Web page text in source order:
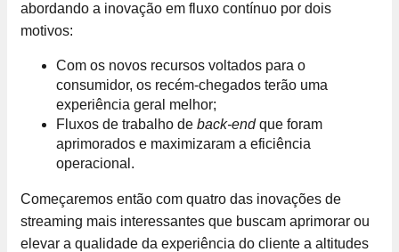
abordando a inovação em fluxo contínuo por dois
motivos:
Com os novos recursos voltados para o
consumidor, os recém-chegados terão uma
experiência geral melhor;
Fluxos de trabalho de back-endque foram
aprimorados e maximizaram a eficiência
operacional.
Começaremos então com quatro das inovações de
streaming mais interessantes que buscam aprimorar ou
elevar a qualidade da experiência do cliente a altitudes